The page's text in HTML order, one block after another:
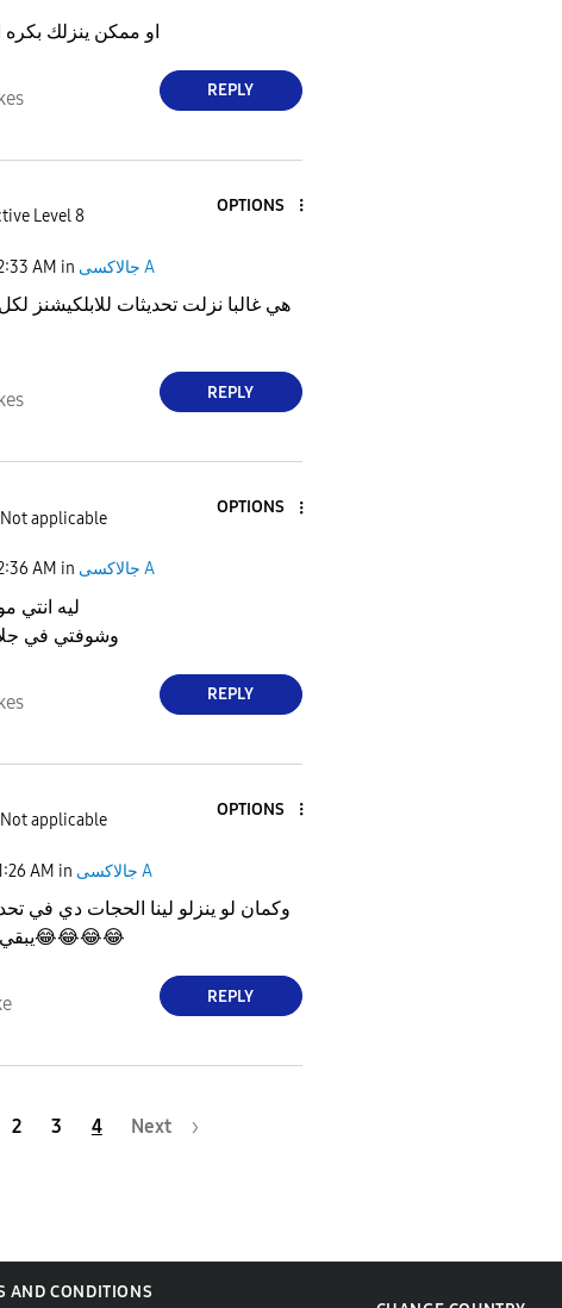
i
d
e
او ممكن ينزلك
REPLY
Level 8
OPTIONS
AM in جالاكسى A
هي غالبا نزلت تحديثات للابلكيشنز لكل
REPLY
Not applicable
OPTIONS
AM in جالاكسى A
ليه انتي
وشوفتي في
REPLY
Not applicable
OPTIONS
AM in جالاكسى A
وكمان لو ينزلو لينا الحجات دي في
😂😂😂😂
REPLY
2 3 4 Next
AND CONDITIONS